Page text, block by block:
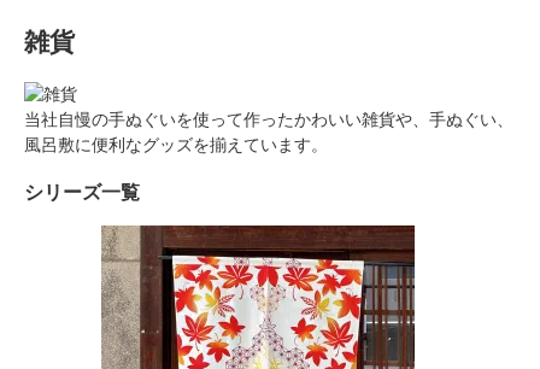
雑貨
当社自慢の手ぬぐいを使って作ったかわいい雑貨や、手ぬぐい、
風呂敷に便利なグッズを揃えています。
シリーズ一覧